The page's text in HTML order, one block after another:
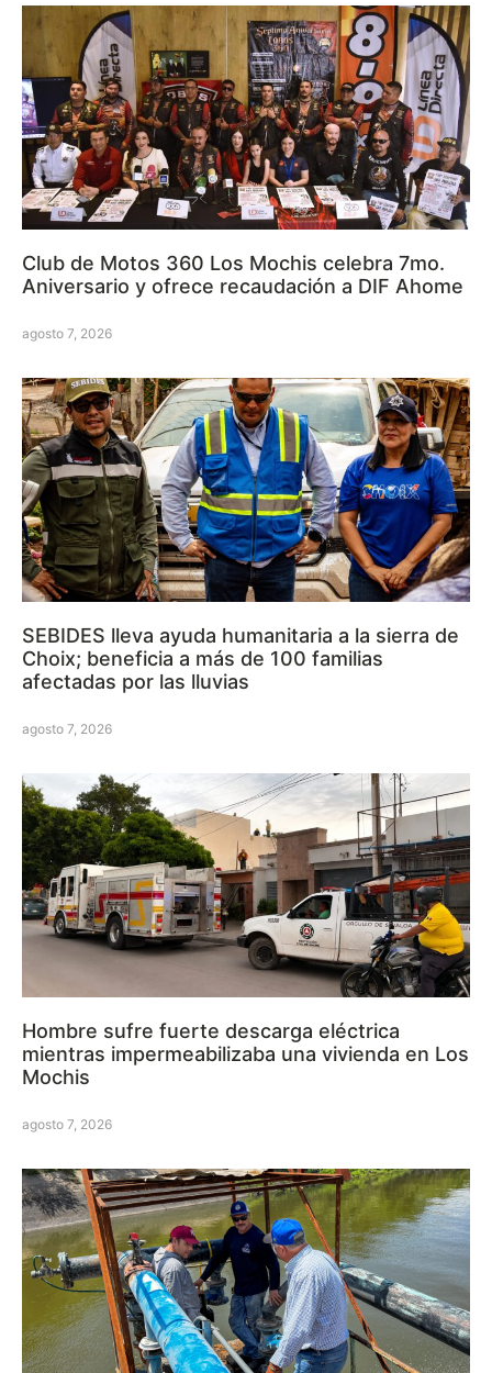
Club de Motos 360 Los Mochis celebra 7mo.
Aniversario y ofrece recaudación a DIF Ahome
agosto 7, 2026
SEBIDES lleva ayuda humanitaria a la sierra de
Choix; beneficia a más de 100 familias
afectadas por las lluvias
agosto 7, 2026
Hombre sufre fuerte descarga eléctrica
mientras impermeabilizaba una vivienda en Los
Mochis
agosto 7, 2026